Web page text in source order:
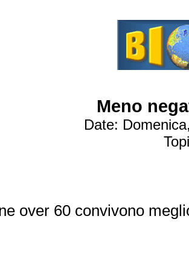
Meno
Date:
over 60 convivono